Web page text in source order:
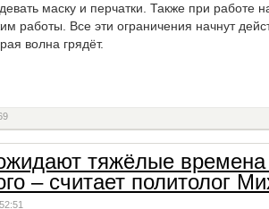
маску и перчатки. Также при работе
работы. Все эти ограничения начнут
волна грядёт.
тяжёлые времена
– считает политолог